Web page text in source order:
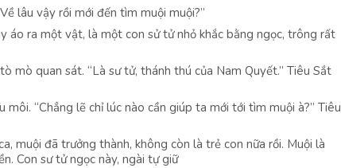
lâu vậy rồi mới đến tìm muội muội?”
áo ra một vật, là một con sử tử nhỏ khắc bằng ngọc, trông rất
mò quan sát. “Là sư tử, thánh thú của Nam Quyết.” Tiêu Sắt
môi. “Chẳng lẽ chỉ lúc nào cần giúp ta mới tới tìm muội à?” Tiêu
muội đã trưởng thành, không còn là trẻ con nữa rồi. Muội là
Con sư tử ngọc này, ngài tự giữ